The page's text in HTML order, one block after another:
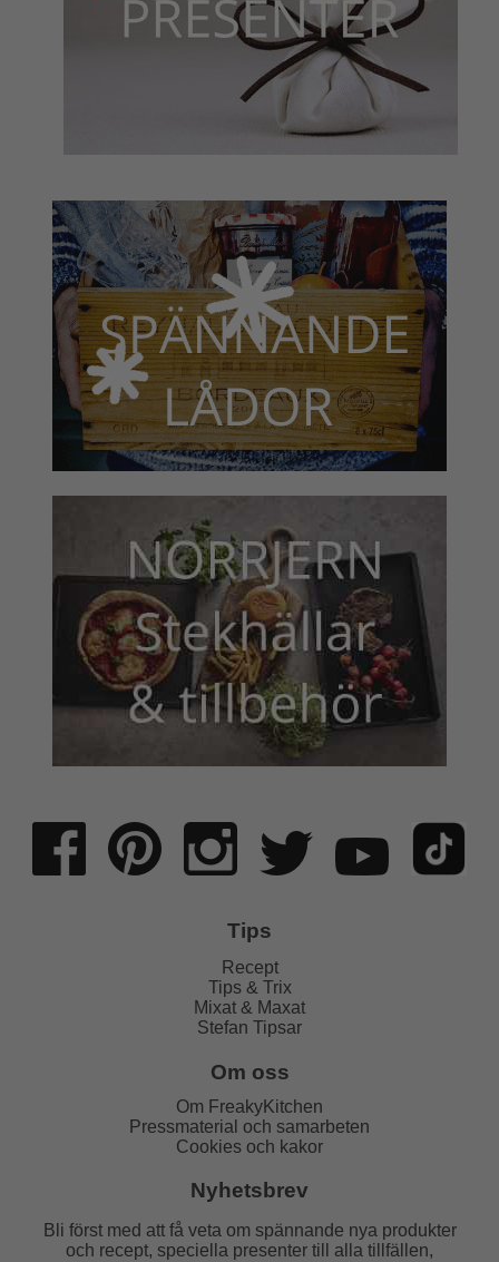
Tips
Recept
Tips & Trix
Mixat & Maxat
Stefan Tipsar
Om oss
Om FreakyKitchen
Pressmaterial och samarbeten
Cookies och kakor
Nyhetsbrev
Bli först med att få veta om spännande nya produkter
och recept, speciella presenter till alla tillfällen,